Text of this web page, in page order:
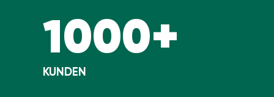
1000+
KUNDEN